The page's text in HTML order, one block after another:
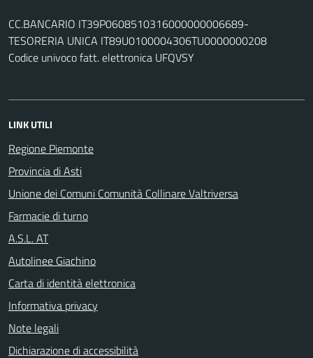
CC.BANCARIO IT39P0608510316000000006689-
TESORERIA UNICA IT89U0100004306TU0000000208
Codice univoco fatt. elettronica UFQVSY
LINK UTILI
Regione Piemonte
Provincia di Asti
Unione dei Comuni Comunità Collinare Valtriversa
Farmacie di turno
A.S.L. AT
Autolinee Giachino
Carta di identità elettronica
Informativa privacy
Note legali
Dichiarazione di accessibilità